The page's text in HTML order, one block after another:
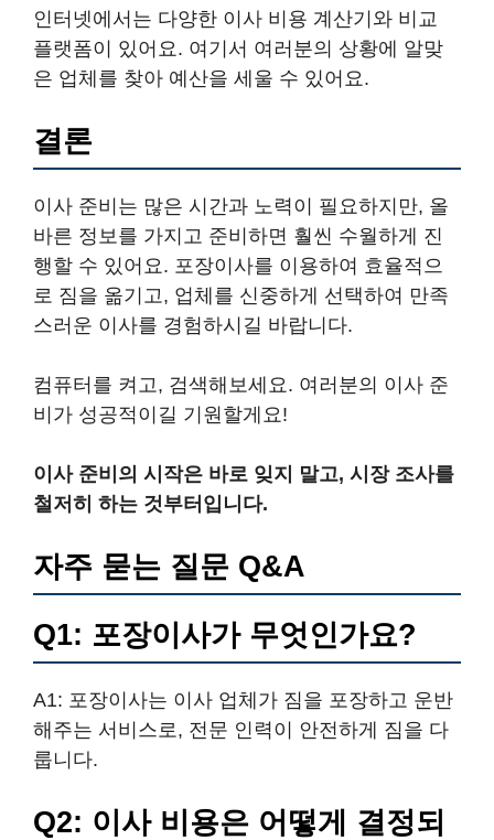
인터넷에서는 다양한 이사 비용 계산기와 비교
플랫폼이 있어요. 여기서 여러분의 상황에 알맞
은 업체를 찾아 예산을 세울 수 있어요.
결론
이사 준비는 많은 시간과 노력이 필요하지만, 올
바른 정보를 가지고 준비하면 훨씬 수월하게 진
행할 수 있어요. 포장이사를 이용하여 효율적으
로 짐을 옮기고, 업체를 신중하게 선택하여 만족
스러운 이사를 경험하시길 바랍니다.
컴퓨터를 켜고, 검색해보세요. 여러분의 이사 준
비가 성공적이길 기원할게요!
이사 준비의 시작은 바로 잊지 말고, 시장 조사를
철저히 하는 것부터입니다.
자주 묻는 질문 Q&A
Q1: 포장이사가 무엇인가요?
A1: 포장이사는 이사 업체가 짐을 포장하고 운반
해주는 서비스로, 전문 인력이 안전하게 짐을 다
룹니다.
Q2: 이사 비용은 어떻게 결정되